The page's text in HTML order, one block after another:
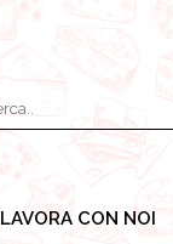
LAVORA CON NOI